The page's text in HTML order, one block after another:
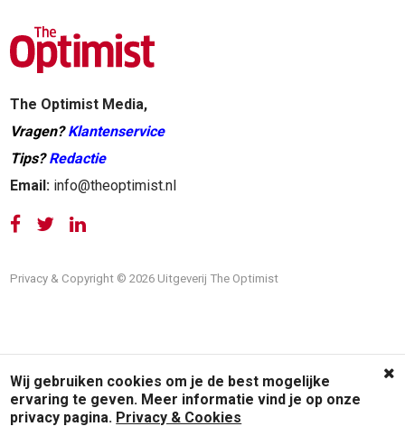
The Optimist Media,
Vragen? Klantenservice
Tips? Redactie
Email: info@theoptimist.nl
Privacy & Copyright © 2026 Uitgeverij The Optimist
Wij gebruiken cookies om je de best mogelijke
ervaring te geven. Meer informatie vind je op onze
privacy pagina. Privacy & Cookies